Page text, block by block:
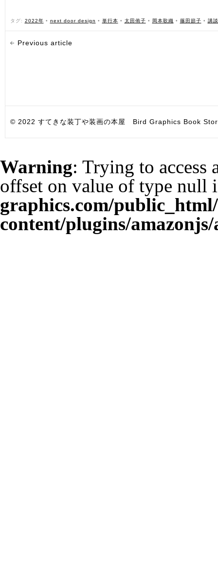
タグ: 2022年 • next door design • 単行本 • 太田侑子 • 岡本歌織 • 篠田節子 • 講
Previous article
© 2022 すてきな装丁や装画の本屋 Bird Graphics Book
Warning: Trying to access
offset on value of type null
graphics.com/
content/plugins/